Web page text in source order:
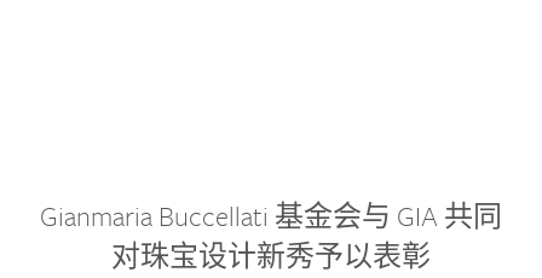
Gianmaria Buccellati 基金会与 GIA 共同
对珠宝设计新秀予以表彰